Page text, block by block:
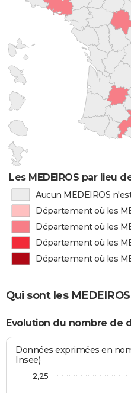
Les MEDEIROS par lieu
Aucun MEDEIROS
Département où les
Département où les
Département où les
Département où les
Qui sont les
Evolution du nombre de
Données exprimées en
Insee)
2,25